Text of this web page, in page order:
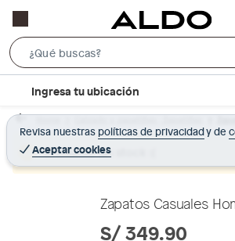
e
r
c
B
r
c
t
Ingresa tu ubicación
Revisa nuestras políticas de privacidadyde
Aceptar cookies
Home Calzado y zapatillas - Zapatillas
Producto sin stock :(
Zapatos Casuales
S/ 349.90